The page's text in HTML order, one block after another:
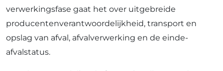
verwerkingsfase gaat het over uitgebreide
producentenverantwoordelijkheid, transport en
opslag van afval, afvalverwerking en de einde-
afvalstatus.